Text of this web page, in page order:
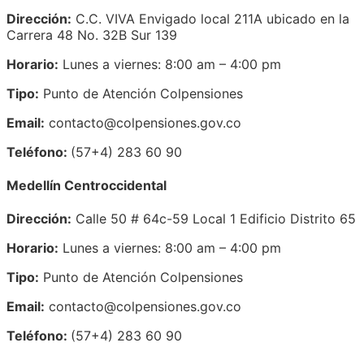
Dirección: C.C. VIVA Envigado local 211A ubicado en la
Carrera 48 No. 32B Sur 139
Horario: Lunes a viernes: 8:00 am – 4:00 pm
Tipo: Punto de Atención Colpensiones
Email: contacto@colpensiones.gov.co
Teléfono: (57+4) 283 60 90
Medellín Centroccidental
Dirección: Calle 50 # 64c-59 Local 1 Edificio Distrito 65
Horario: Lunes a viernes: 8:00 am – 4:00 pm
Tipo: Punto de Atención Colpensiones
Email: contacto@colpensiones.gov.co
Teléfono: (57+4) 283 60 90